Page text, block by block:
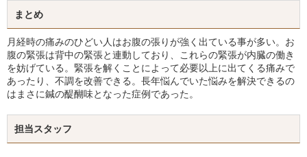
まとめ
月経時の痛みのひどい人はお腹の張りが強く出ている事が多い。お
腹の緊張は背中の緊張と連動しており、これらの緊張が内臓の働き
を妨げている。緊張を解くことによって必要以上に出てくる痛みで
あったり、不調を改善できる。長年悩んでいた悩みを解決できるの
はまさに鍼の醍醐味となった症例であった。
担当スタッフ